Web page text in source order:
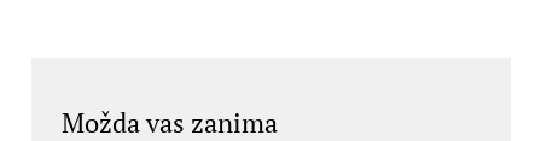
Možda vas zanima